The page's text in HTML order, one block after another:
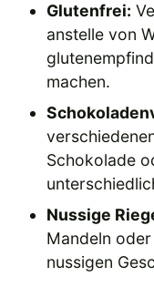
Glutenfrei:
anstelle von
machen.
Schokolade
Nussige
Mandeln
nussigen